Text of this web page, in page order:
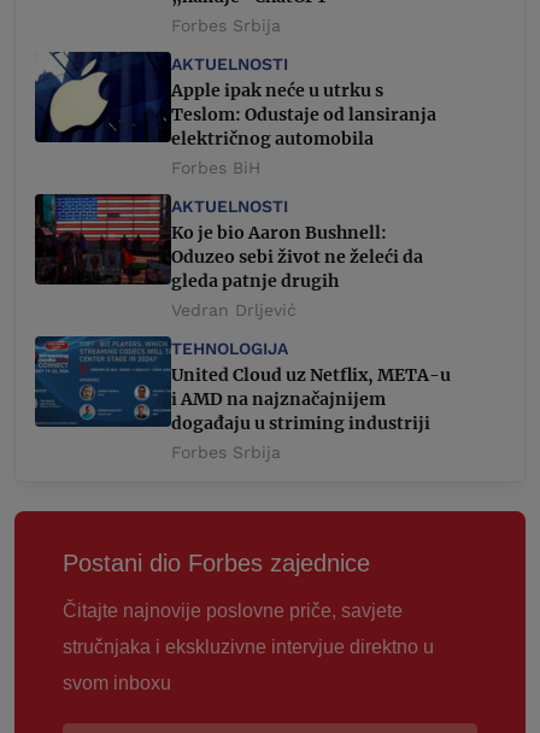
Forbes Srbija
AKTUELNOSTI
Apple ipak neće u utrku s
Teslom: Odustaje od lansiranja
električnog automobila
Forbes BiH
AKTUELNOSTI
Ko je bio Aaron Bushnell:
Oduzeo sebi život ne želeći da
gleda patnje drugih
Vedran Drljević
TEHNOLOGIJA
United Cloud uz Netflix, META-u
i AMD na najznačajnijem
događaju u striming industriji
Forbes Srbija
Postani dio Forbes zajednice
Čitajte najnovije poslovne priče, savjete
stručnjaka i ekskluzivne intervjue direktno u
svom inboxu